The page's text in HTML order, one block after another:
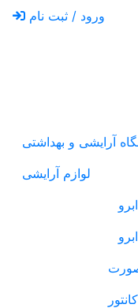
ورود / ثبت نام
آرایشی و بهداشتی
لوازم آرایشی
کانتور